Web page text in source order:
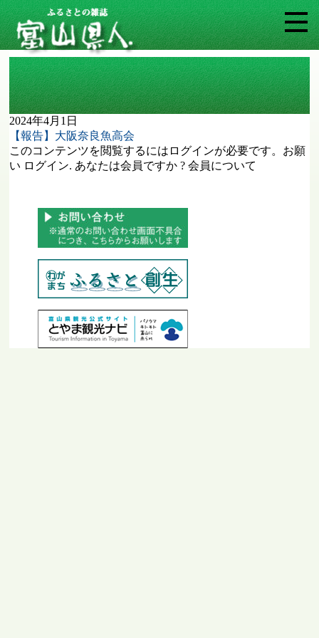
タグ: 大阪奈良魚高会
2024年4月1日
【報告】大阪奈良魚高会
このコンテンツを閲覧するにはログインが必要です。お願
い ログイン. あなたは会員ですか ? 会員について